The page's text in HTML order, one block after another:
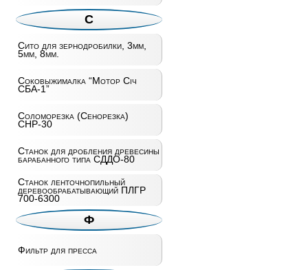
С
Сито для зернодробилки, 3мм,
5мм, 8мм.
Соковыжималка “Мотор Січ
СБА-1”
Соломорезка (Сенорезка)
СНР-30
Станок для дробления древесины
барабанного типа СДДО-80
Станок ленточнопильный
деревообрабатывающий ПЛГР
700-6300
Ф
Фильтр для пресса